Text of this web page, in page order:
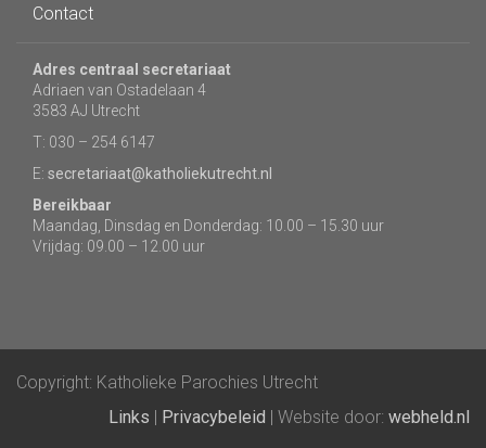
Contact
Adres centraal secretariaat
Adriaen van Ostadelaan 4
3583 AJ Utrecht
T: 030 – 254 6147
E: secretariaat@katholiekutrecht.nl
Bereikbaar
Maandag, Dinsdag en Donderdag: 10.00 – 15.30 uur
Vrijdag: 09.00 – 12.00 uur
Copyright: Katholieke Parochies Utrecht
Links | Privacybeleid | Website door: webheld.nl